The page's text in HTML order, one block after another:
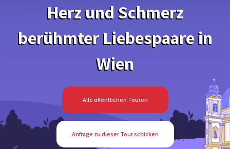
Herz und Schmerz
berühmter Liebespaare in
Wien
Alle öffentlichen Touren
Anfrage zu dieser Tour schicken